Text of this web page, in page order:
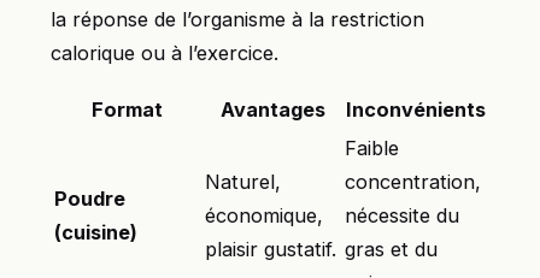
la réponse de l’organisme à la restriction
calorique ou à l’exercice.
Format Avantages Inconvénients
Poudre
(cuisine)
Naturel,
économique,
plaisir gustatif.
Faible
concentration,
nécessite du
gras et du